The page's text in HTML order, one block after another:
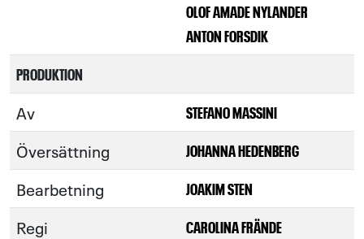
OLOF AMADE NYLANDER
ANTON FORSDIK
PRODUKTION
Av STEFANO MASSINI
Översättning JOHANNA HEDENBERG
Bearbetning JOAKIM STEN
Regi CAROLINA FRÄNDE